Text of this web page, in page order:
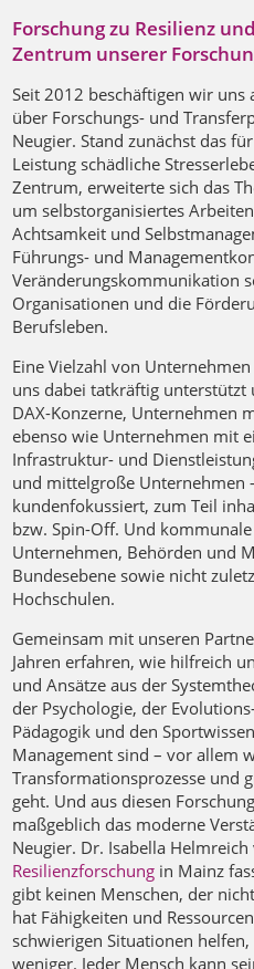
Forschung zu Resilienz
Zentrum unserer
Seit 2012 beschäftigen wir
über Forschungs- und
Neugier. Stand zunächst das
Leistung schädliche
Zentrum, erweiterte sich das
um selbstorganisiertes
Achtsamkeit und
Führungs- und
Veränderungskommunikation
Organisationen und die
Berufsleben.
Eine Vielzahl von
uns dabei tatkräftig unterstützt
DAX-Konzerne, Unternehmen
ebenso wie Unternehmen mit
Infrastruktur- und
und mittelgroße Unternehmen
kundenfokussiert, zum Teil
bzw. Spin-Off. Und
Unternehmen, Behörden und
Bundesebene sowie nicht
Hochschulen.
Gemeinsam mit unseren
Jahren erfahren, wie hilfreich
und Ansätze aus der
der Psychologie, der
Pädagogik und den
Management sind – vor allem
Transformationsprozesse und
geht. Und aus diesen
maßgeblich das moderne
Neugier. Dr. Isabella Helmreich
Resilienzforschung in Mainz
gibt keinen Menschen, der
hat Fähigkeiten und
schwierigen Situationen
weniger. Jeder Mensch kann